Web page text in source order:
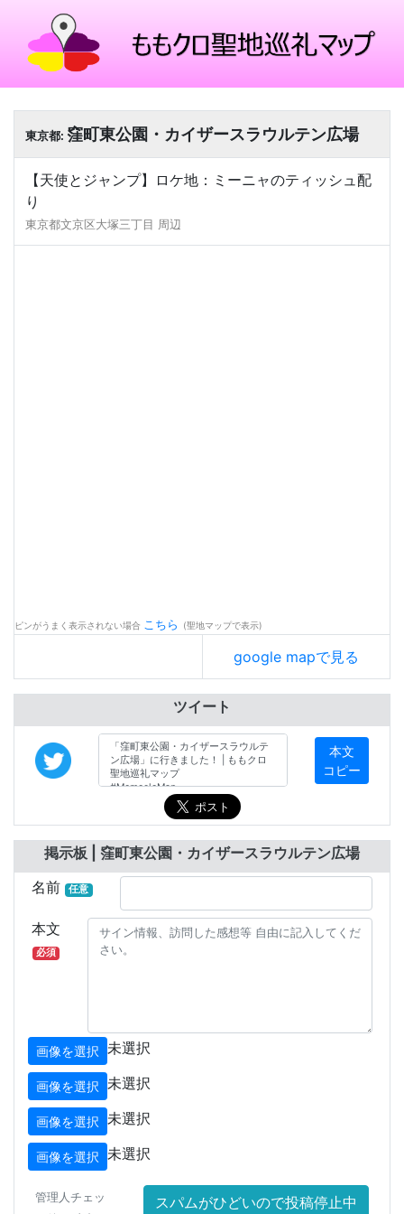
東京都: 窪町東公園・カイザースラウルテン広場
【天使とジャンプ】ロケ地：ミーニャのティッシュ配
り
東京都文京区大塚三丁目 周辺
ピンがうまく表示されない場合 こちら (聖地マップで表示)
google mapで見る
ツイート
本文
コピー
掲示板 | 窪町東公園・カイザースラウルテン広場
名前
任意
本文
必須
画像を選択 未選択
画像を選択 未選択
画像を選択 未選択
画像を選択 未選択
管理人チェッ
スパムがひどいので投稿停止中